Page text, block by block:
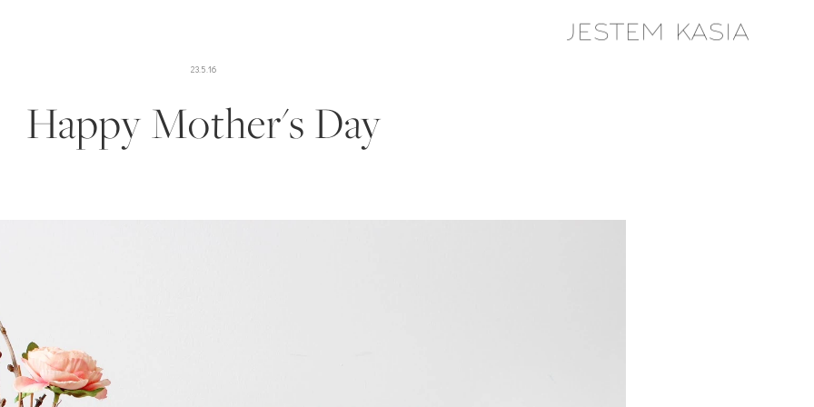
23.5.16
Happy Mother's Day